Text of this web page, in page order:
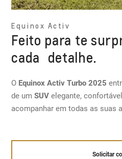
Equinox Activ
Feito para te
cada detalhe.
O Equinox Activ Turbo 2025
de umSUV elegante,
acompanhar em todas as suas
Solicitar